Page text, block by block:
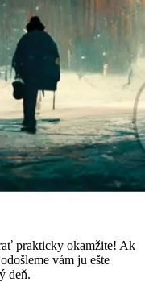
prakticky okamžite! Ak
vám ju ešte
deň.